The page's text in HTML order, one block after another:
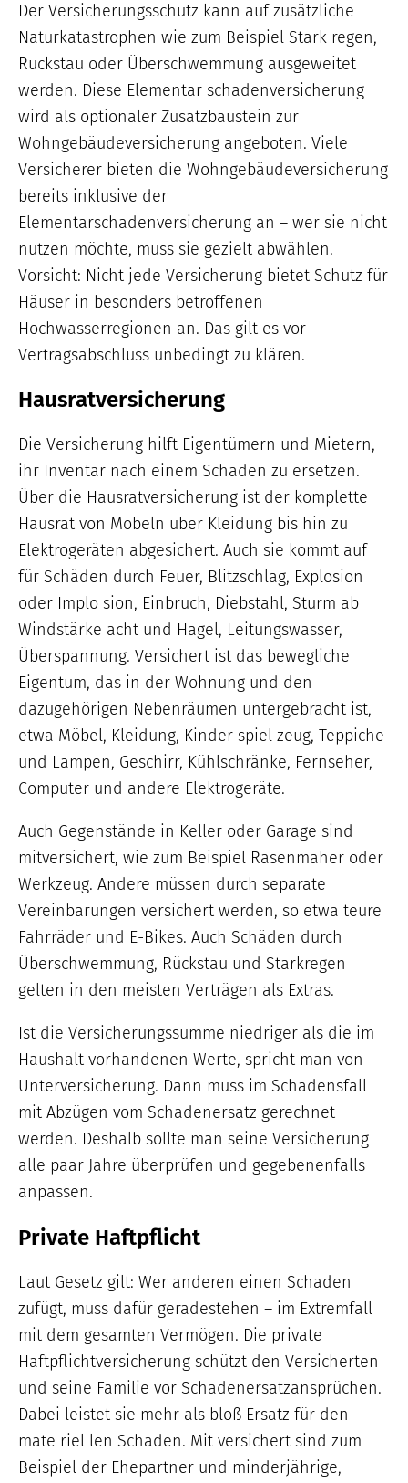
Der Versicherungsschutz kann auf zusätzliche
Naturkatastrophen wie zum Beispiel Stark regen,
Rückstau oder Überschwemmung ausgeweitet
werden. Diese Elementar schadenversicherung
wird als optionaler Zusatzbaustein zur
Wohngebäudeversicherung angeboten. Viele
Versicherer bieten die Wohngebäudeversicherung
bereits inklusive der
Elementarschadenversicherung an – wer sie nicht
nutzen möchte, muss sie gezielt abwählen.
Vorsicht: Nicht jede Versicherung bietet Schutz für
Häuser in besonders betroffenen
Hochwasserregionen an. Das gilt es vor
Vertragsabschluss unbedingt zu klären.
Hausratversicherung
Die Versicherung hilft Eigentümern und Mietern,
ihr Inventar nach einem Schaden zu ersetzen.
Über die Hausratversicherung ist der komplette
Hausrat von Möbeln über Kleidung bis hin zu
Elektrogeräten abgesichert. Auch sie kommt auf
für Schäden durch Feuer, Blitzschlag, Explosion
oder Implo sion, Einbruch, Diebstahl, Sturm ab
Windstärke acht und Hagel, Leitungswasser,
Überspannung. Versichert ist das bewegliche
Eigentum, das in der Wohnung und den
dazugehörigen Nebenräumen untergebracht ist,
etwa Möbel, Kleidung, Kinder spiel zeug, Teppiche
und Lampen, Geschirr, Kühlschränke, Fernseher,
Computer und andere Elektrogeräte.
Auch Gegenstände in Keller oder Garage sind
mitversichert, wie zum Beispiel Rasenmäher oder
Werkzeug. Andere müssen durch separate
Vereinbarungen versichert werden, so etwa teure
Fahrräder und E-Bikes. Auch Schäden durch
Überschwemmung, Rückstau und Starkregen
gelten in den meisten Verträgen als Extras.
Ist die Versicherungssumme niedriger als die im
Haushalt vorhandenen Werte, spricht man von
Unterversicherung. Dann muss im Schadensfall
mit Abzügen vom Schadenersatz gerechnet
werden. Deshalb sollte man seine Versicherung
alle paar Jahre überprüfen und gegebenenfalls
anpassen.
Private Haftpflicht
Laut Gesetz gilt: Wer anderen einen Schaden
zufügt, muss dafür geradestehen – im Extremfall
mit dem gesamten Vermögen. Die private
Haftpflichtversicherung schützt den Versicherten
und seine Familie vor Schadenersatzansprüchen.
Dabei leistet sie mehr als bloß Ersatz für den
mate riel len Schaden. Mit versichert sind zum
Beispiel der Ehepartner und minderjährige,